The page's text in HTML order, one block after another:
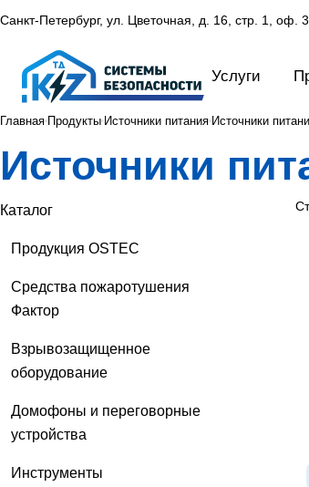
Санкт-Петербург, ул. Цветочная, д. 16, стр. 1, оф.
Услуги
Главная Продукты Источники питания Источники
Источники
Каталог
Продукция OSTEC
Средства пожаротушения
Фактор
Взрывозащищенное
оборудование
Домофоны и переговорные
устройства
Инструменты